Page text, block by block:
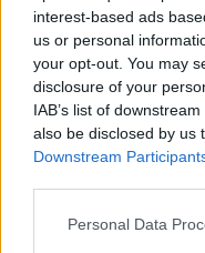
interest-based ads
us or personal
your opt-out. You may
disclosure of your
IAB’s list of
also be disclosed by us
Downstream
Personal Data